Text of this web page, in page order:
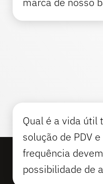
Qual é a vida útil
solução de PDV
frequência
possibilidade de